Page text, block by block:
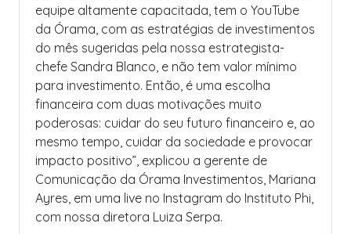
equipe altamente capacitada, tem o YouTube
da Órama, com as estratégias de investimentos
do mês sugeridas pela nossa estrategista-
chefe Sandra Blanco, e não tem valor mínimo
para investimento. Então, é uma escolha
financeira com duas motivações muito
poderosas: cuidar do seu futuro financeiro e, ao
mesmo tempo, cuidar da sociedade e provocar
impacto positivo”, explicou a gerente de
Comunicação da Órama Investimentos, Mariana
Ayres, em uma live no Instagram do Instituto Phi,
com nossa diretora Luiza Serpa.